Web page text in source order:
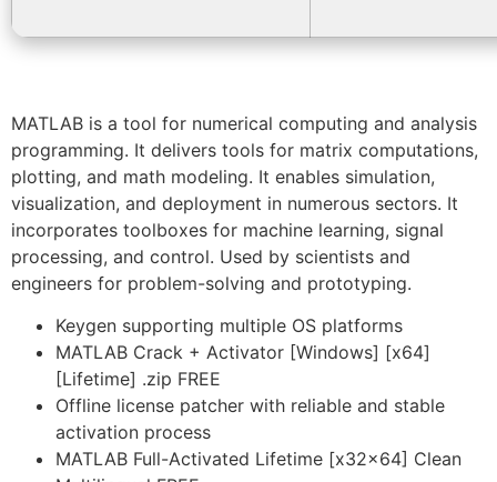
MATLAB is a tool for numerical computing and analysis
programming. It delivers tools for matrix computations,
plotting, and math modeling. It enables simulation,
visualization, and deployment in numerous sectors. It
incorporates toolboxes for machine learning, signal
processing, and control. Used by scientists and
engineers for problem-solving and prototyping.
Keygen supporting multiple OS platforms
MATLAB Crack + Activator [Windows] [x64]
[Lifetime] .zip FREE
Offline license patcher with reliable and stable
activation process
MATLAB Full-Activated Lifetime [x32x64] Clean